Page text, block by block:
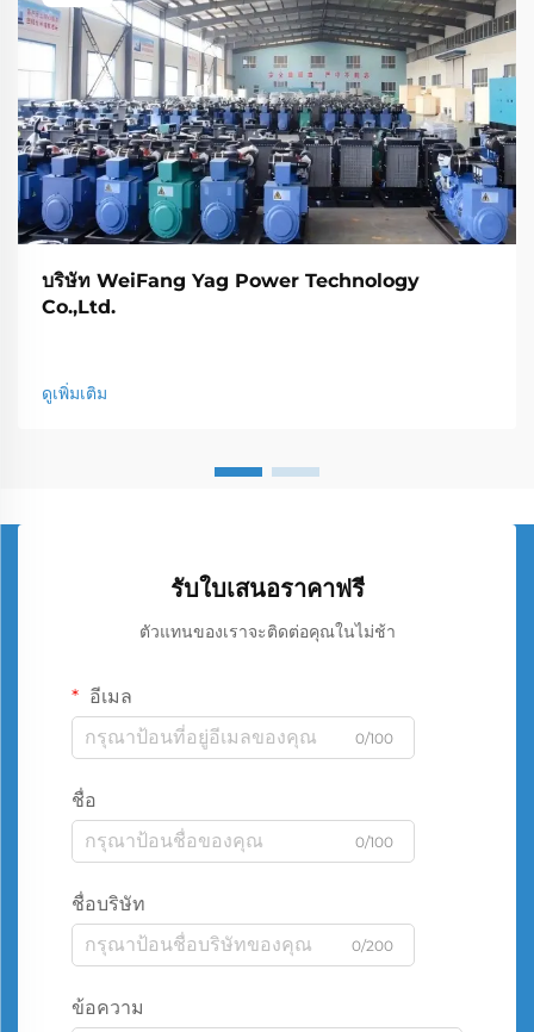
บริษัท WeiFang Yag Power Technology
Co.,Ltd.
ดูเพิ่มเติม
รับใบเสนอราคาฟรี
ตัวแทนของเราจะติดต่อคุณในไม่ช้า
อีเมล
0/100
ชื่อ
0/100
ชื่อบริษัท
0/200
ข้อความ